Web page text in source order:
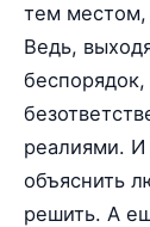
тем местом,
Ведь,
реалиями. И
объяснить
решить. А